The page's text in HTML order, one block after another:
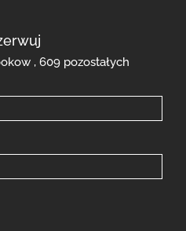
, 609 pozostałych